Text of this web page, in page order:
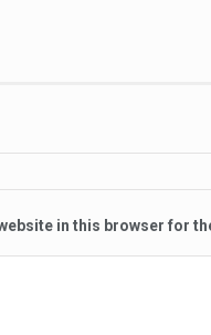
in this browser for